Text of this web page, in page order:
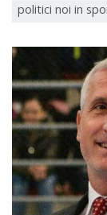
politici noi in